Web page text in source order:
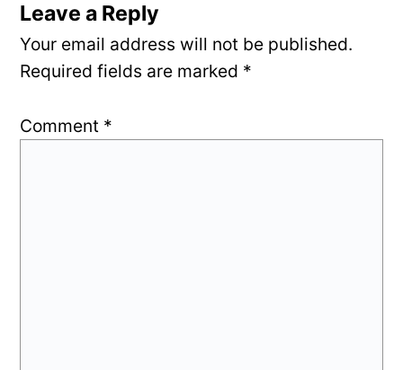
Leave a Reply
Your email address will not be published.
Required fields are marked *
Comment *